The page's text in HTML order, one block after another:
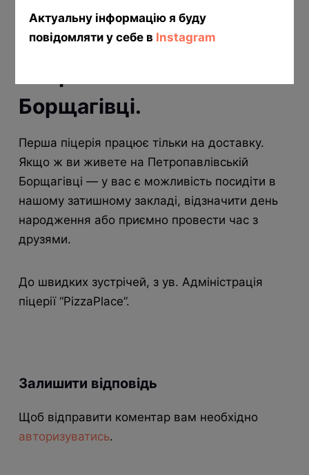
це два заклади на
Софіївській та
Борщагівці.
Перша піцерія працює тільки на доставку.
Якщо ж ви живете на Петропавлівській
Борщагівці — у вас є можливість посидіти в
нашому затишному закладі, відзначити день
народження або приємно провести час з
друзями.
До швидких зустрічей, з ув. Адміністрація
піцерії “PizzaPlace”.
Залишити відповідь
Щоб відправити коментар вам необхідно
авторизуватись.
Актуальну інформацію я буду
повідомляти у себе в Instagram